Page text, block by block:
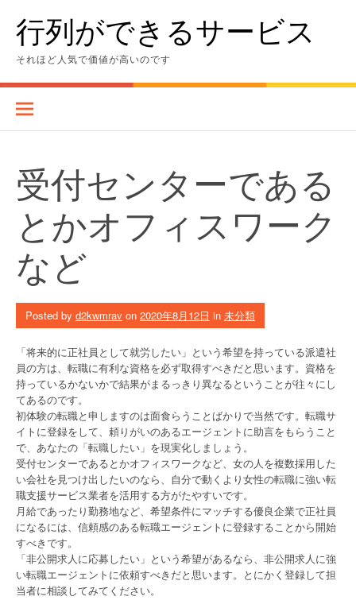
content行列ができるサービス
それほど人気で価値が高いのです
受付センターである
とかオフィスワーク
など
Posted by d2kwmrav on 2020年8月12日 in 未分類
「将来的に正社員として就労したい」という希望を持っている派遣社
員の方は、転職に有利な資格を必ず取得すべきだと思います。資格を
持っているかないかで結果がまるっきり異なるということが往々にし
てあるのです。
初体験の転職と申しますのは面食らうことばかりで当然です。転職サ
イトに登録をして、頼りがいのあるエージェントに助言をもらうこと
で、あなたの「転職したい」を現実化しましょう。
受付センターであるとかオフィスワークなど、女の人を複数採用した
い会社を見つけ出したいのなら、自分で動くより女性の転職に強い転
職支援サービス業者を活用する方がたやすいです。
月給であったり勤務地など、希望条件にマッチする優良企業で正社員
になるには、信頼感のある転職エージェントに登録することから開始
すべきです。
「非公開求人に応募したい」という希望があるなら、非公開求人に強
い転職エージェントに依頼すべきだと思います。とにかく登録して担
当者に相談してみてください。